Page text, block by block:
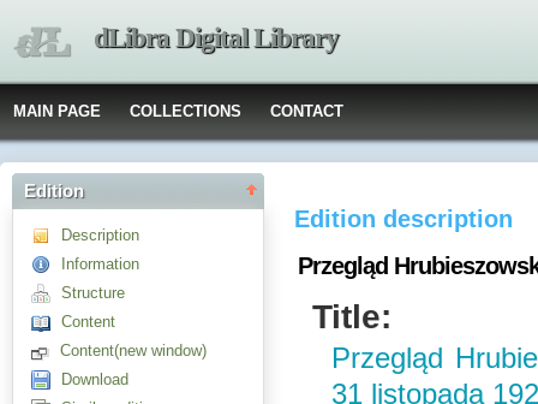
dLibra Digital Library
MAIN PAGE COLLECTIONS CONTACT
Edition
Description
Information
Structure
Content
Content(new window)
Download
Edition description
Przegląd
Title:
Przegląd
31 listopada